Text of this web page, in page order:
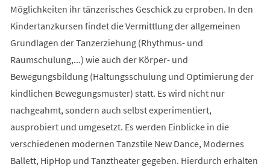
Möglichkeiten ihr tänzerisches Geschick zu erproben. In den
Kindertanzkursen findet die Vermittlung der allgemeinen
Grundlagen der Tanzerziehung (Rhythmus- und
Raumschulung,...) wie auch der Körper- und
Bewegungsbildung (Haltungsschulung und Optimierung der
kindlichen Bewegungsmuster) statt. Es wird nicht nur
nachgeahmt, sondern auch selbst experimentiert,
ausprobiert und umgesetzt. Es werden Einblicke in die
verschiedenen modernen Tanzstile New Dance, Modernes
Ballett, HipHop und Tanztheater gegeben. Hierdurch erhalten